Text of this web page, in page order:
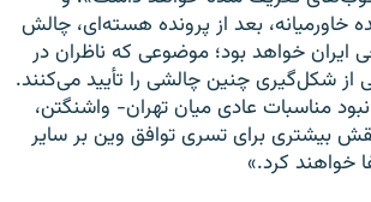
خاورمیانه، بعد از پرونده هسته‌ای، چالش
خواهد بود؛ موضوعی که ناظران در
از شکل‌گیری چنین چالشی را تأیید می‌کنند.
مناسبات عادی میان تهران- واشنگتن،
بیشتری برای تسری توافق وین بر سایر
خواهند کرد.»